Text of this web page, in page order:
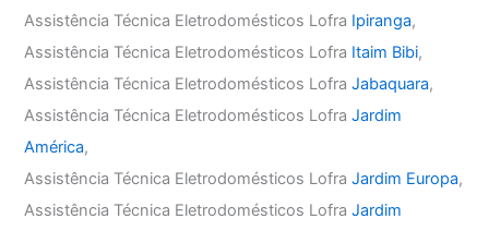
Assistência Técnica Eletrodomésticos Lofra Ipiranga,
Assistência Técnica Eletrodomésticos Lofra Itaim Bibi,
Assistência Técnica Eletrodomésticos LofraJabaquara,
Assistência Técnica Eletrodomésticos LofraJardim
América,
Assistência Técnica Eletrodomésticos LofraJardim Europa,
Assistência Técnica Eletrodomésticos LofraJardim